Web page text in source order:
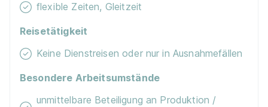
flexible Zeiten, Gleitzeit
Reisetätigkeit
Keine Dienstreisen oder nur in Ausnahmefällen
Besondere Arbeitsumstände
unmittelbare Beteiligung an Produktion /